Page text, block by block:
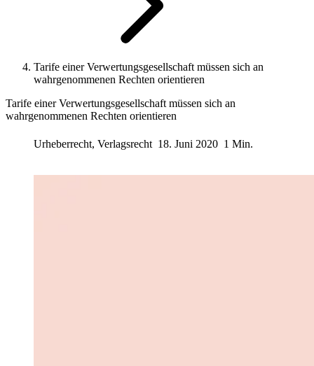
Tarife einer Verwertungsgesellschaft müssen sich an
wahrgenommenen Rechten orientieren
Tarife einer Verwertungsgesellschaft müssen sich an
wahrgenommenen Rechten orientieren
Urheberrecht, Verlagsrecht 18. Juni 2020 1 Min.